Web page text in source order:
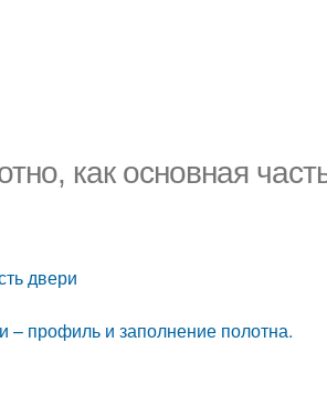
как основная
двери
– профиль и заполнение полотна.